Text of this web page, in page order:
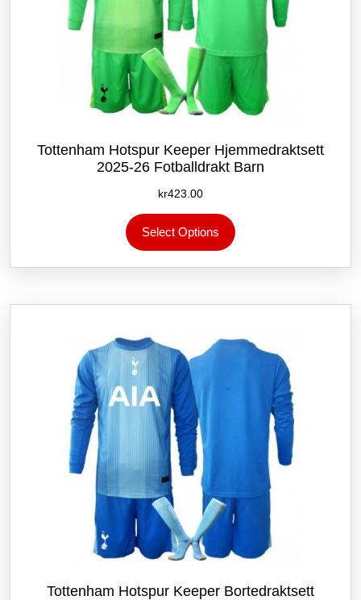
Tottenham Hotspur Keeper Hjemmedraktsett
2025-26 Fotballdrakt Barn
kr423.00
Select Options
produktet
flere
Alternativene
velges
produktsiden
Tottenham Hotspur Keeper Bortedraktsett